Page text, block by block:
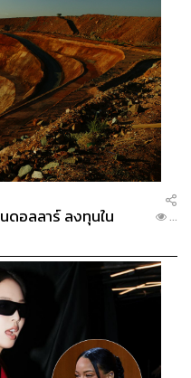
ดอลลาร์ ลงทุนใน
...